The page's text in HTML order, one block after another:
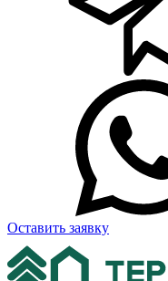
Оставить заявку